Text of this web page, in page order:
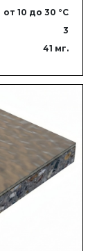
от 10 до 30 °C
3
41 мг.